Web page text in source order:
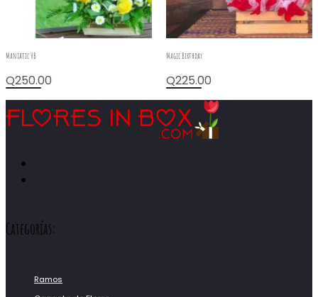
Maniatic HB
Q250.00
Magic Birthday
Q225.00
Categorías:
Ramos